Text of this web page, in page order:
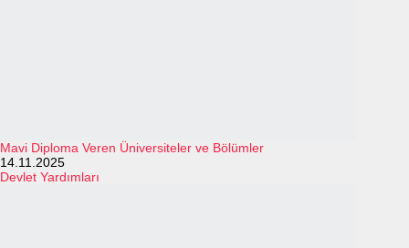
Mavi Diploma Veren Üniversiteler ve Bölümler
14.11.2025
Devlet Yardımları